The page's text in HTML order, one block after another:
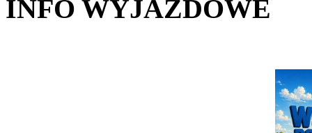
INFO WYJAZDOWE